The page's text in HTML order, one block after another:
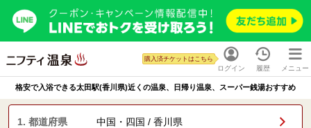
ログイン
購入済チケットはこちら
履歴 メニュー
格安で入浴できる太田駅(香川県)近くの温泉、日帰り温泉、スーパー銭湯おすすめ
1. 都道府県 中国・四国 / 香川県